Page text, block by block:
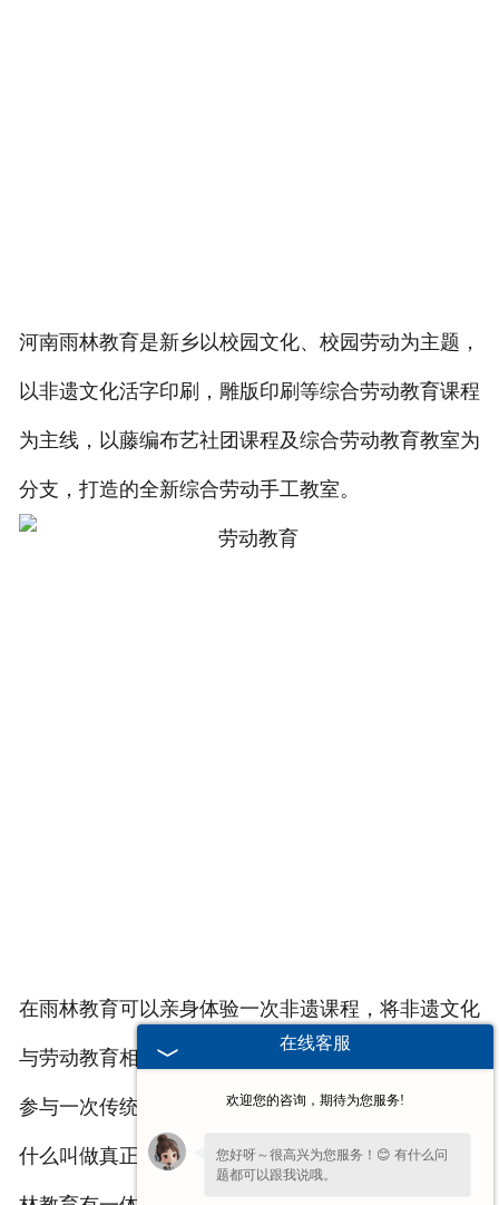
河南雨林教育是新乡以校园文化、校园劳动为主题，
以非遗文化活字印刷，雕版印刷等综合劳动教育课程
为主线，以藤编布艺社团课程及综合劳动教育教室为
分支，打造的全新综合劳动手工教室。
在雨林教育可以亲身体验一次非遗课程，将非遗文化
与劳动教育相融合。
参与一次传统工艺手工制作课程的体验，让你感受到
什么叫做真正的劳动教育！此课程适用于中小学，雨
在线客服
欢迎您的咨询，期待为您服务!
您好呀～很高兴为您服务！😊 有什么问
题都可以跟我说哦。